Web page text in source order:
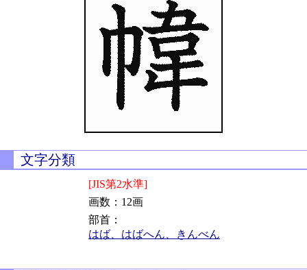
文字分類
[JIS第2水準]
画数：12画
部首：
はば、はばへん、きんべん